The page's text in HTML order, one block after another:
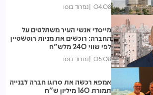
04.08 נמרוד בוסו
מייסדי אנשי העיר משתלטים על
החברה: רוכשים את מניות רוטשטיין
לפי שווי 240 מלש"ח
05.08 נמרוד בוסו
אמפא רכשה את סרוגו חברה לבנייה
תמורת 160 מיליון ש"ח